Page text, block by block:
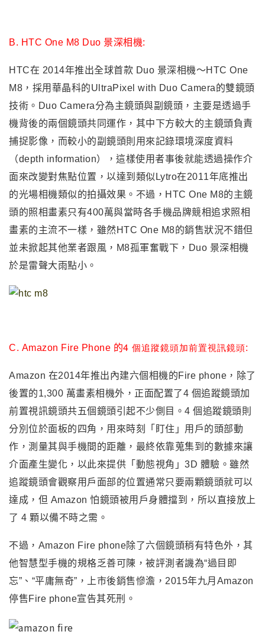
B. HTC One M8 Duo 景深相機:
HTC在 2014年推出全球首款 Duo 景深相機～HTC One
M8，採用華晶科的UltraPixel with Duo Camera的雙鏡頭
技術。Duo Camera分為主鏡頭與副鏡頭，主要是透過手
機背後的兩個鏡頭共同運作，其中下方較大的主鏡頭負責
捕捉影像，而較小的副鏡頭則用來記錄環境深度資料
（depth information），這樣使用者事後就能透過操作介
面來改變對焦點位置，以達到類似Lytro在2011年底推出
的光場相機類似的拍攝效果。不過 ， HTC One M8的主鏡
頭的照相畫素只有400萬與當時各手機品牌競相追求照相
畫素的主流不一樣 ，雖然HTC One M8的銷售狀況不錯但
並未掀起其他業者跟風 ，M8孤軍奮戰下， Duo 景深相機
於是雷聲大雨點小 。
C. Amazon Fire Phone 的4 個追蹤鏡頭加前置視訊鏡頭:
Amazon 在2014年推出內建六個相機的Fire phone ， 除了
後置的1,300 萬畫素相機外，正面配置了4 個追蹤鏡頭加
前置視訊鏡頭共五個鏡頭引起不少側目。 4 個追蹤鏡頭則
分別位於面板的四角，用來時刻「盯住」用戶的頭部動
作，測量其與手機間的距離，最終依靠蒐集到的數據來讓
介面產生變化，以此來提供「動態視角」3D 體驗。雖然
追蹤鏡頭會觀察用戶面部的位置通常只要兩顆鏡頭就可以
達成，但 Amazon 怕鏡頭被用戶身體擋到，所以直接放上
了 4 顆以備不時之需。
不過 ， Amazon Fire phone除了六個鏡頭稍有特色外 ，其
他智慧型手機的規格乏善可陳 ，被評測者譏為“過目即
忘”、“平庸無奇” ， 上市後銷售慘澹 ，2015年九月Amazon
停售Fire phone宣告其死刑 。